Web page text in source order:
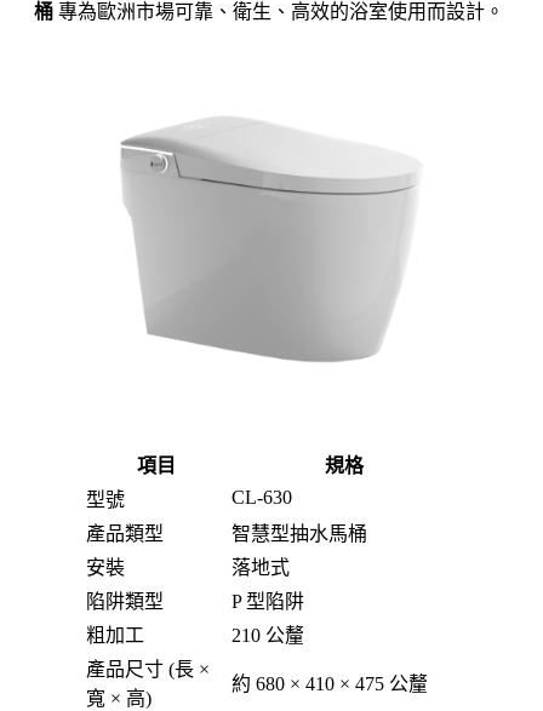
桶 專為歐洲市場可靠、衛生、高效的浴室使用而設計。
項目
規格
型號
CL-630
產品類型
智慧型抽水馬桶
安裝
落地式
陷阱類型
P 型陷阱
粗加工
210 公釐
產品尺寸 (長 ×
寬 × 高)
約 680 × 410 × 475 公釐